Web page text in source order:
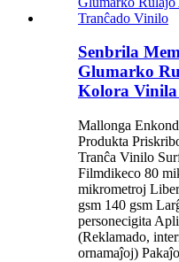
Senbrila
Glumarko
Kolora
Mallonga
Produkta
Tranĉa Vinilo
Filmdikeco 80
mikrometroj
gsm 140 gsm
personecigita
(Reklamado,
ornamaĵoj)